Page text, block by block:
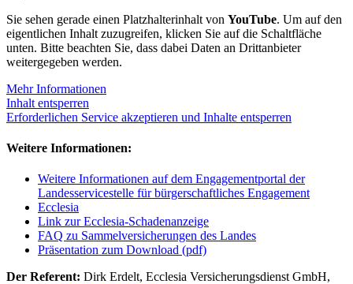
Sie sehen gerade einen Platzhalterinhalt von YouTube. Um auf den
eigentlichen Inhalt zuzugreifen, klicken Sie auf die Schaltfläche
unten. Bitte beachten Sie, dass dabei Daten an Drittanbieter
weitergegeben werden.
Mehr Informationen
Inhalt entsperren
Erforderlichen Service akzeptieren und Inhalte entsperren
Weitere Informationen:
Weitere Informationen auf dem Engagementportal der
Landesservicestelle für bürgerschaftliches Engagement
Ecclesia
Link zur Ecclesia-Schadenanzeige
FAQ zu Sammelversicherungen des Landes
Präsentation zum Download (pdf)
Der Referent: Dirk Erdelt, Ecclesia Versicherungsdienst GmbH,